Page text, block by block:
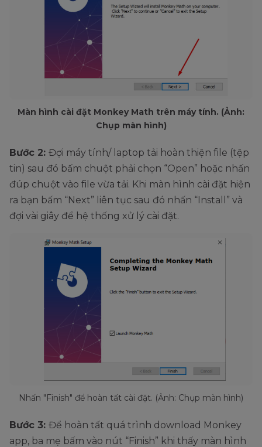
Màn hình cài đặt Monkey Math trên máy tính. (Ảnh:
Chụp màn hình)
Bước 2: Đợi máy tính/ laptop tải hoàn thiện file (tệp
tin) sau đó bấm chuột phải chọn “Open” hoặc nhấn
đúp chuột vào file vừa tải. Khi màn hình cài đặt hiện
ra bạn bấm “Next” liên tục sau đó nhấn “Install” và
đợi vài giây để hệ thống xử lý cài đặt.
Nhấn "Finish" để hoàn tất cài đặt. (Ảnh: Chụp màn hình)
Bước 3: Để hoàn tất quá trình download Monkey
app, ba mẹ bấm vào nút “Finish” khi thấy màn hình